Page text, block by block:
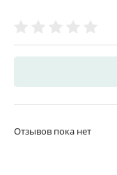
Отзывов пока нет